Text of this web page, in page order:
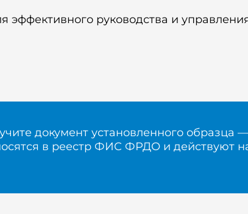
руководства и
документ установленного образца —
в реестр ФИС ФРДО и действуют